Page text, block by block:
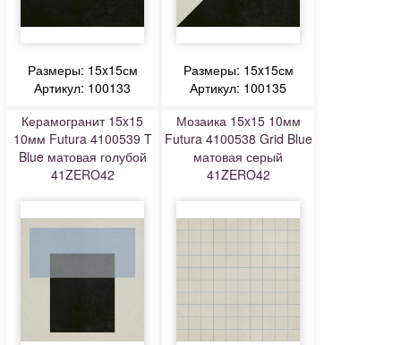
Размеры: 15x15см
Артикул: 100133
Размеры: 15x15см
Артикул: 100135
Керамогранит 15x15
10мм Futura 4100539 T
Blue матовая голубой
41ZERO42
Мозаика 15x15 10мм
Futura 4100538 Grid Blue
матовая серый
41ZERO42